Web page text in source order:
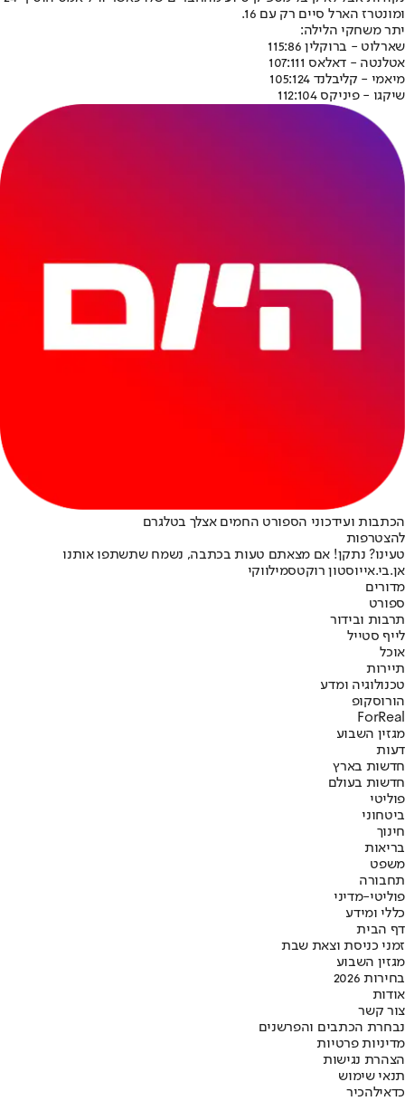
ומונטרז הארל סיים רק עם 16.
יתר משחקי הלילה:
שארלוט - ברוקלין 115:86
אטלנטה - דאלאס 107:111
מיאמי - קליבלנד 105:124
שיקגו - פיניקס 112:104
הכתבות ועידכוני הספורט החמים אצלך בטלגרם
להצטרפות
טעינו? נתקן! אם מצאתם טעות בכתבה, נשמח שתשתפו אותנו
אן.בי.אייוסטון רוקטסמילווקי
מדורים
ספורט
תרבות ובידור
לייף סטייל
אוכל
תיירות
טכנולוגיה ומדע
הורוסקופ
ForReal
מגזין השבוע
דעות
חדשות בארץ
חדשות בעולם
פוליטי
ביטחוני
חינוך
בריאות
משפט
תחבורה
פוליטי-מדיני
כללי ומידע
דף הבית
זמני כניסת וצאת שבת
מגזין השבוע
בחירות 2026
אודות
צור קשר
נבחרת הכתבים והפרשנים
מדיניות פרטיות
הצהרת נגישות
תנאי שימוש
כדאילהכיר